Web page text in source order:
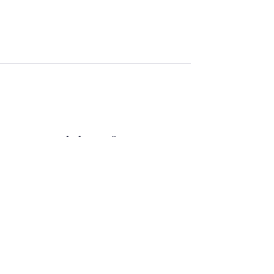
ne laisser "aucun